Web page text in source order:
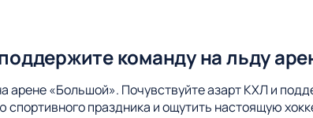
команду на льду
арене «Большой». Почувствуйте азарт КХЛ и
спортивного праздника и ощутить настоящую